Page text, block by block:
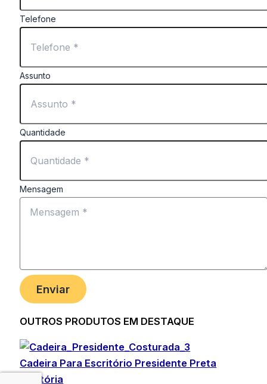
Telefone
Assunto
Quantidade
Mensagem
Enviar
OUTROS PRODUTOS EM DESTAQUE
Cadeira Para Escritório Presidente Preta
Giratória